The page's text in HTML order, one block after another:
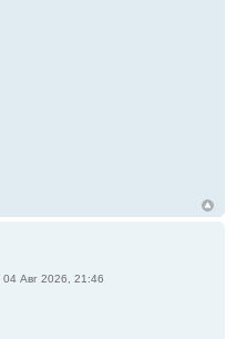
04 Авг 2026, 21:46